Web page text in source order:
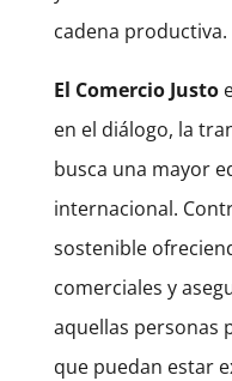
cadena productiva.
El Comercio Justo
en el diálogo, la
busca una mayor
internacional.
sostenible
comerciales y
aquellas personas
que puedan estar